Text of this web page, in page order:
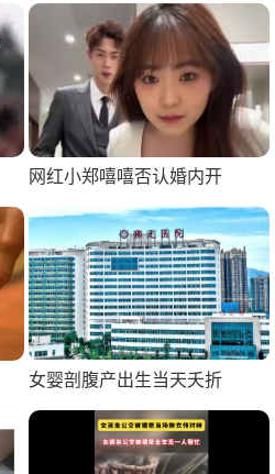
网红小郑嘻嘻否认婚内开
女婴剖腹产出生当天夭折